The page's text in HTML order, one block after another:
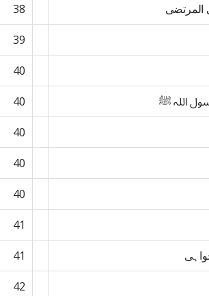
المرتضی 38
39
40
اللہ ﷺ 40
40
40
40
41
41
42